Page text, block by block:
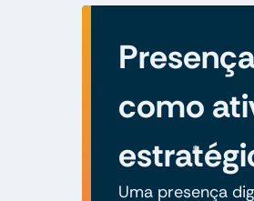
como
Uma presença